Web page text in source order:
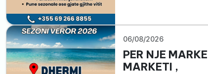
06/08/2026
PER NJE
MARKETI ,